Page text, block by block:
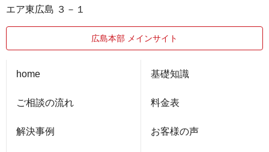
エア東広島 ３－１
広島本部 メインサイト
home
ご相談の流れ
解決事例
基礎知識
料金表
お客様の声